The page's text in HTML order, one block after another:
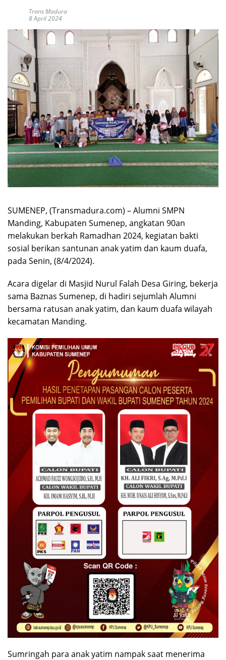
Trans Madura
8 April 2024
SUMENEP, (Transmadura.com) – Alumni SMPN
Manding, Kabupaten Sumenep, angkatan 90an
melakukan berkah Ramadhan 2024, kegiatan bakti
sosial berikan santunan anak yatim dan kaum duafa,
pada Senin, (8/4/2024).
Acara digelar di Masjid Nurul Falah Desa Giring, bekerja
sama Baznas Sumenep, di hadiri sejumlah Alumni
bersama ratusan anak yatim, dan kaum duafa wilayah
kecamatan Manding.
Sumringah para anak yatim nampak saat menerima